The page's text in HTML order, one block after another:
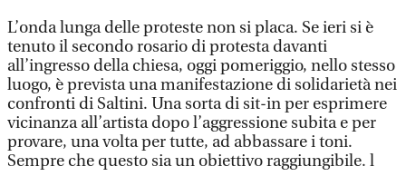
L’onda lunga delle proteste non si placa. Se ieri si è
tenuto il secondo rosario di protesta davanti
all’ingresso della chiesa, oggi pomeriggio, nello stesso
luogo, è prevista una manifestazione di solidarietà nei
confronti di Saltini. Una sorta di sit-in per esprimere
vicinanza all’artista dopo l’aggressione subita e per
provare, una volta per tutte, ad abbassare i toni.
Sempre che questo sia un obiettivo raggiungibile. l